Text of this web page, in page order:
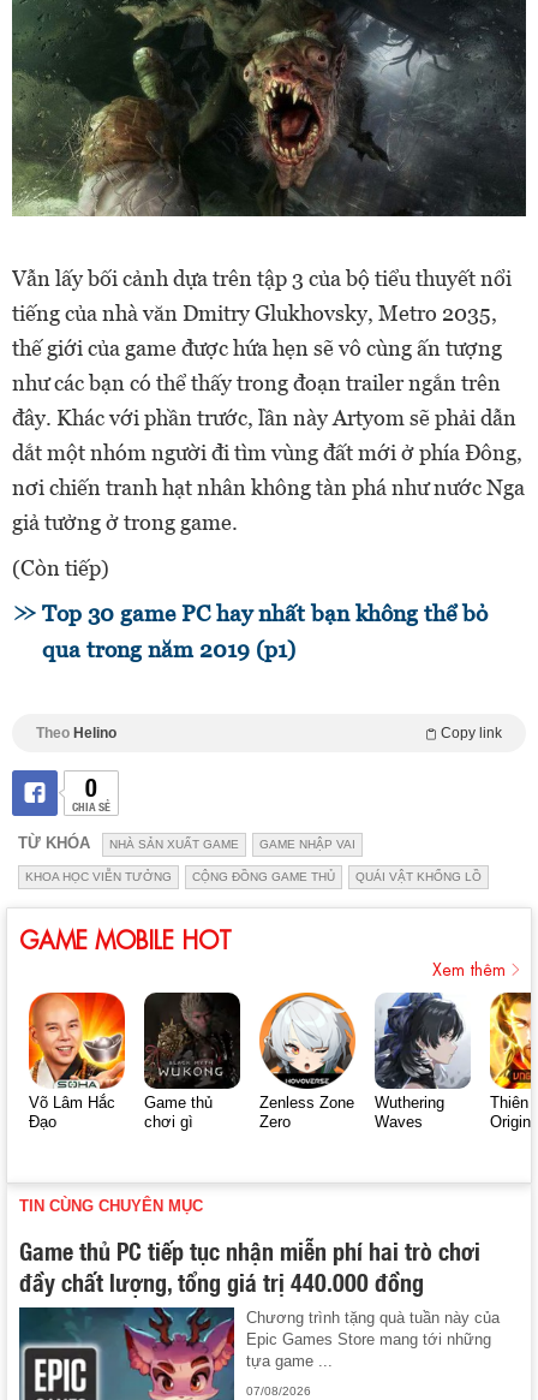
Vẫn lấy bối cảnh dựa trên tập 3 của bộ tiểu thuyết nổi
tiếng của nhà văn Dmitry Glukhovsky, Metro 2035,
thế giới của game được hứa hẹn sẽ vô cùng ấn tượng
như các bạn có thể thấy trong đoạn trailer ngắn trên
đây. Khác với phần trước, lần này Artyom sẽ phải dẫn
dắt một nhóm người đi tìm vùng đất mới ở phía Đông,
nơi chiến tranh hạt nhân không tàn phá như nước Nga
giả tưởng ở trong game.
(Còn tiếp)
Top 30 game PC hay nhất bạn không thể bỏ
qua trong năm 2019 (p1)
Theo Helino Copy link
0
CHIA SẺ
TỪ KHÓA NHÀ SẢN XUẤT GAME GAME NHẬP VAI
KHOA HỌC VIỄN TƯỞNG CỘNG ĐỒNG GAME THỦ QUÁI VẬT KHỔNG LỒ
GAME MOBILE HOT
Xem thêm
Võ Lâm Hắc
Đạo
Game thủ
chơi gì
Zenless Zone
Zero
Wuthering
Waves
Thiên
Origin
TIN CÙNG CHUYÊN MỤC
Game thủ PC tiếp tục nhận miễn phí hai trò chơi
đầy chất lượng, tổng giá trị 440.000 đồng
Chương trình tặng quà tuần này của
Epic Games Store mang tới những
tựa game ...
07/08/2026